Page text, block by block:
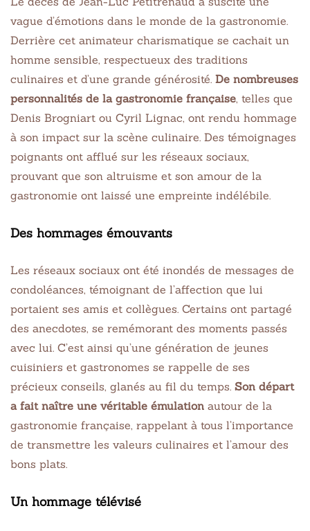
vague d’émotions dans le monde de la gastronomie.
Derrière cet animateur charismatique se cachait un
homme sensible, respectueux des traditions
culinaires et d’une grande générosité. De nombreuses
personnalités de la gastronomie française, telles que
Denis Brogniart ou Cyril Lignac, ont rendu hommage
à son impact sur la scène culinaire. Des témoignages
poignants ont afflué sur les réseaux sociaux,
prouvant que son altruisme et son amour de la
gastronomie ont laissé une empreinte indélébile.
Des hommages émouvants
Les réseaux sociaux ont été inondés de messages de
condoléances, témoignant de l’affection que lui
portaient ses amis et collègues. Certains ont partagé
des anecdotes, se remémorant des moments passés
avec lui. C’est ainsi qu’une génération de jeunes
cuisiniers et gastronomes se rappelle de ses
précieux conseils, glanés au fil du temps. Son départ
a fait naître une véritable émulation autour de la
gastronomie française, rappelant à tous l’importance
de transmettre les valeurs culinaires et l’amour des
bons plats.
Un hommage télévisé